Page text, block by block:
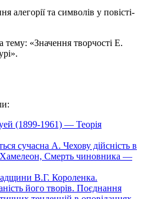
алегорії та символів у повісті-
тему: «Значення творчості Е.
(1899-1961) — Теорія
сучасна А. Чехову дійсність в
Хамелеон, Смерть чиновника —
В.Г. Короленка.
його творів. Поєднання